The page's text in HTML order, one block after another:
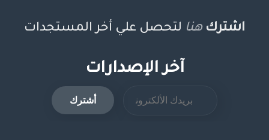
اشترك هنا لتحصل علي أخر المستجدات
آخر الإصدارات